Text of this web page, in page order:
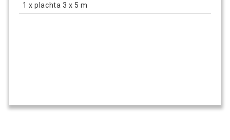
1 x plachta 3 x 5 m